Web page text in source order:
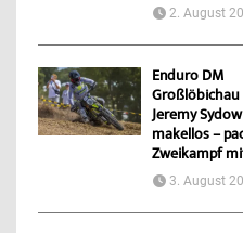
2. August
Enduro DM
Großlöbichau
Jeremy
makellos –
Zweikampf
3. August